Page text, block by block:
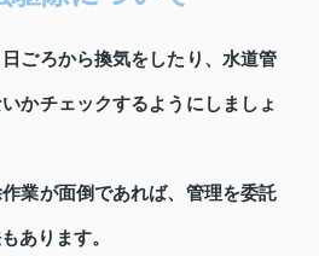
ごろから換気をしたり、水道管
かチェックするようにしましょ
業が面倒であれば、管理を委託
あります。